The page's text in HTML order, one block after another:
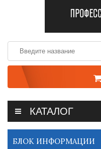
КАТАЛОГ
БЛОК ИНФОРМАЦИИ